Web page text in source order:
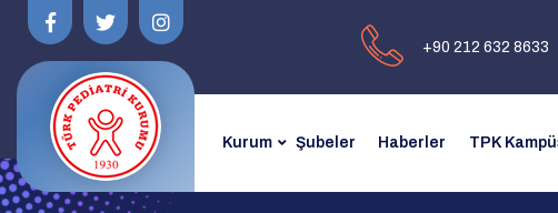
+90 212 632 8633
Kurum Şubeler Haberler TPK